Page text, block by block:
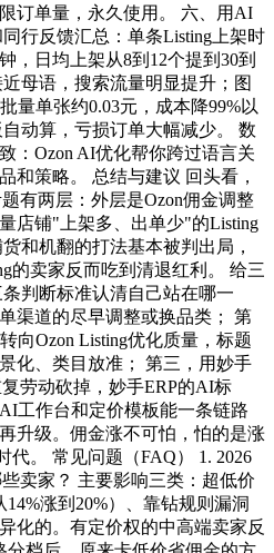
订单量，永久使用。 六、用AI
行反馈汇总：单条Listing上架时
，日均上架从8到12个提到30到
母语，搜索流量明显提升；图
量单张约0.03元，成本降99%以
动算，亏损订单大幅减少。 数
：Ozon AI优化帮你跨过语言关
和策略。 总结与建议 回头看，
有两层：外层是Ozon佣金调整
店铺"上架多、出单少"的Listing
和机翻的打法基本被判出局，
的卖家反而吃到清退红利。 给三
判断标准认清自己站在哪一
渠道的尽早调整或换品类； 第
向Ozon Listing优化质量，标题
化、类目放准； 第三，用妙手
劳动砍掉，妙手ERP的AI标
工作台和定价模板能一条链路
升级。佣金涨不可怕，怕的是涨
代。 常见问题（FAQ） 1. 2026
卖家？ 主要影响三类：超低价
涨到20%）、靠钻规则漏洞
化的。有定价权的中高端卖家反